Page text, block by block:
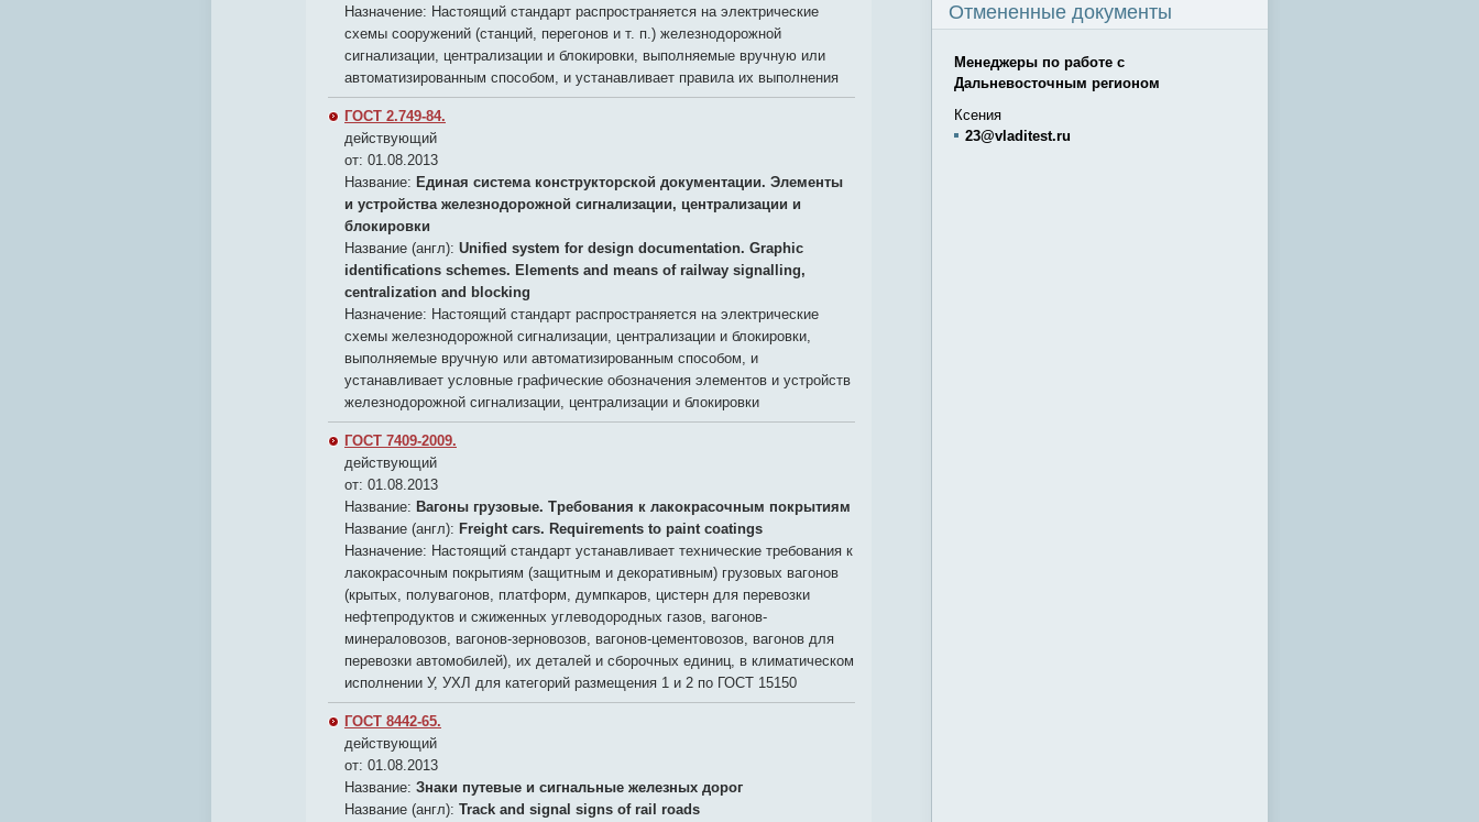
Назначение: Настоящий стандарт распространяется на электрические
схемы сооружений (станций, перегонов и т. п.) железнодорожной
сигнализации, централизации и блокировки, выполняемые вручную или
автоматизированным способом, и устанавливает правила их выполнения
ГОСТ 2.749-84.
действующий
от: 01.08.2013
Название: Единая система конструкторской документации. Элементы
и устройства железнодорожной сигнализации, централизации и
блокировки
Название (англ): Unified system for design documentation. Graphic
identifications schemes. Elements and means of railway signalling,
centralization and blocking
Назначение: Настоящий стандарт распространяется на электрические
схемы железнодорожной сигнализации, централизации и блокировки,
выполняемые вручную или автоматизированным способом, и
устанавливает условные графические обозначения элементов и устройств
железнодорожной сигнализации, централизации и блокировки
ГОСТ 7409-2009.
действующий
от: 01.08.2013
Название: Вагоны грузовые. Требования к лакокрасочным покрытиям
Название (англ): Freight cars. Requirements to paint coatings
Назначение: Настоящий стандарт устанавливает технические требования к
лакокрасочным покрытиям (защитным и декоративным) грузовых вагонов
(крытых, полувагонов, платформ, думпкаров, цистерн для перевозки
нефтепродуктов и сжиженных углеводородных газов, вагонов-
минераловозов, вагонов-зерновозов, вагонов-цементовозов, вагонов для
перевозки автомобилей), их деталей и сборочных единиц, в климатическом
исполнении У, УХЛ для категорий размещения 1 и 2 по ГОСТ 15150
ГОСТ 8442-65.
действующий
от: 01.08.2013
Название: Знаки путевые и сигнальные железных дорог
Название (англ): Track and signal signs of rail roads
Отмененные документы
Менеджеры по работе с
Дальневосточным регионом
Ксения
23@vladitest.ru